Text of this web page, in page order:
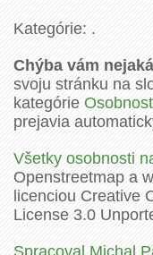
Kategórie: .
Chýba vám
svoju stránku na
kategórie
prejavia
Všetky osobnosti
Openstreetmap a
licenciou Creative
License 3.0